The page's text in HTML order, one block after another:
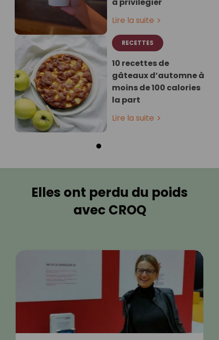
Lire la suite
RECETTES
10 recettes de
gâteaux d’automne à
moins de 100 calories
la part
Lire la suite
Elles ont perdu du poids
avec CROQ